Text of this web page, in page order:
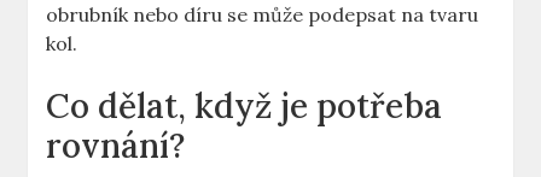
obrubník nebo díru se může podepsat na tvaru
kol.
Co dělat, když je potřeba
rovnání?